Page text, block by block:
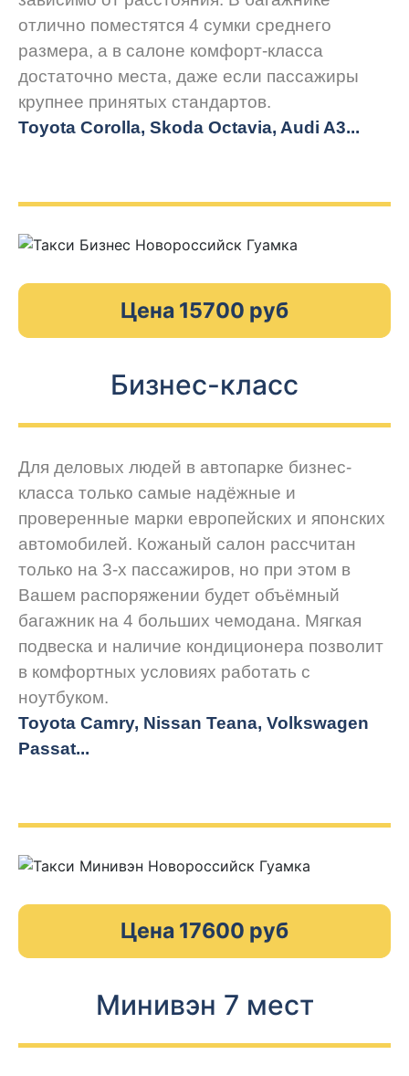
отлично поместятся 4 сумки среднего
размера, а в салоне комфорт-класса
достаточно места, даже если пассажиры
крупнее принятых стандартов.
Toyota Corolla, Skoda Octavia, Audi A3...
Цена 15700 руб
Бизнес-класс
Для деловых людей в автопарке бизнес-
класса только самые надёжные и
проверенные марки европейских и японских
автомобилей. Кожаный салон рассчитан
только на 3-х пассажиров, но при этом в
Вашем распоряжении будет объёмный
багажник на 4 больших чемодана. Мягкая
подвеска и наличие кондиционера позволит
в комфортных условиях работать с
ноутбуком.
Toyota Camry, Nissan Teana, Volkswagen
Passat...
Цена 17600 руб
Минивэн 7 мест